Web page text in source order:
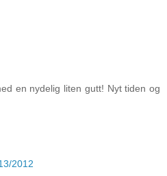
en nydelig liten gutt! Nyt tiden og
2012